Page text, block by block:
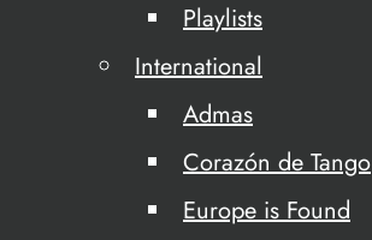
Playlists
International
Admas
Corazón de Tango
Europe is Found